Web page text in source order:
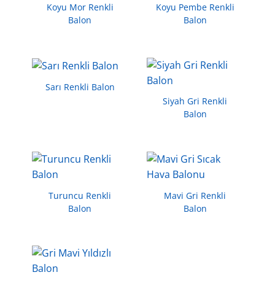
Koyu Mor Renkli
Balon
Koyu Pembe Renkli
Balon
Sarı Renkli Balon
Siyah Gri Renkli
Balon
Turuncu Renkli
Balon
Mavi Gri Renkli
Balon